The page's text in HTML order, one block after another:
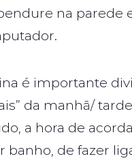
na parede
é importante
da manhã/
a hora de
banho, de fazer